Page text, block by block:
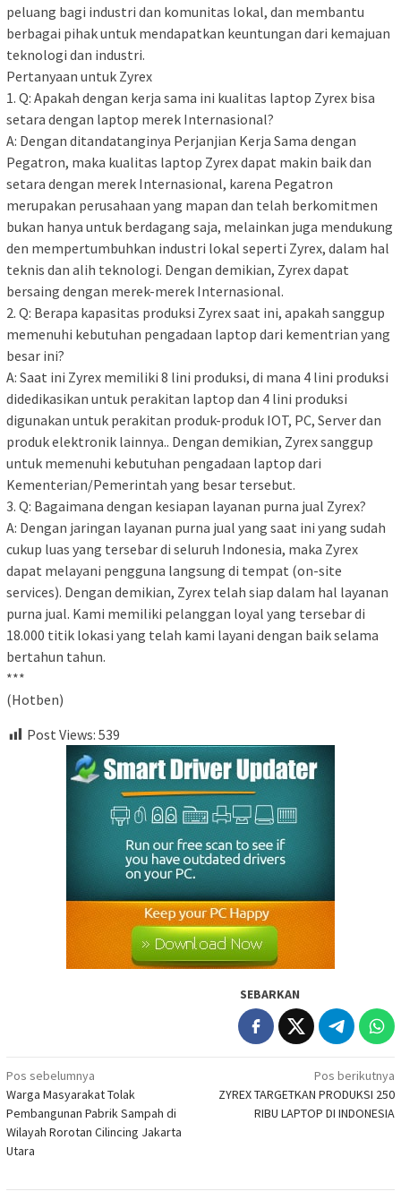
peluang bagi industri dan komunitas lokal, dan membantu
berbagai pihak untuk mendapatkan keuntungan dari kemajuan
teknologi dan industri.
Pertanyaan untuk Zyrex
1. Q: Apakah dengan kerja sama ini kualitas laptop Zyrex bisa
setara dengan laptop merek Internasional?
A: Dengan ditandatanginya Perjanjian Kerja Sama dengan
Pegatron, maka kualitas laptop Zyrex dapat makin baik dan
setara dengan merek Internasional, karena Pegatron
merupakan perusahaan yang mapan dan telah berkomitmen
bukan hanya untuk berdagang saja, melainkan juga mendukung
den mempertumbuhkan industri lokal seperti Zyrex, dalam hal
teknis dan alih teknologi. Dengan demikian, Zyrex dapat
bersaing dengan merek-merek Internasional.
2. Q: Berapa kapasitas produksi Zyrex saat ini, apakah sanggup
memenuhi kebutuhan pengadaan laptop dari kementrian yang
besar ini?
A: Saat ini Zyrex memiliki 8 lini produksi, di mana 4 lini produksi
didedikasikan untuk perakitan laptop dan 4 lini produksi
digunakan untuk perakitan produk-produk IOT, PC, Server dan
produk elektronik lainnya.. Dengan demikian, Zyrex sanggup
untuk memenuhi kebutuhan pengadaan laptop dari
Kementerian/Pemerintah yang besar tersebut.
3. Q: Bagaimana dengan kesiapan layanan purna jual Zyrex?
A: Dengan jaringan layanan purna jual yang saat ini yang sudah
cukup luas yang tersebar di seluruh Indonesia, maka Zyrex
dapat melayani pengguna langsung di tempat (on-site
services). Dengan demikian, Zyrex telah siap dalam hal layanan
purna jual. Kami memiliki pelanggan loyal yang tersebar di
18.000 titik lokasi yang telah kami layani dengan baik selama
bertahun tahun.
***
(Hotben)
Post Views: 539
SEBARKAN
Navigasi
pos
Pos sebelumnya
Warga Masyarakat Tolak
Pembangunan Pabrik Sampah di
Wilayah Rorotan Cilincing Jakarta
Utara
Pos berikutnya
ZYREX TARGETKAN PRODUKSI 250
RIBU LAPTOP DI INDONESIA